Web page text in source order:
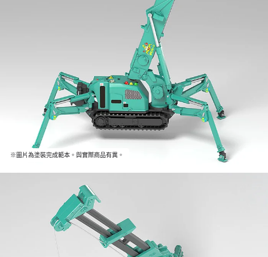
※圖片為塗裝完成範本。與實際商品有異。